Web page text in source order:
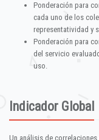
Ponderación para
cada uno de los
representatividad y
Ponderación para
del servicio
uso.
Indicador Global
Un análisis de